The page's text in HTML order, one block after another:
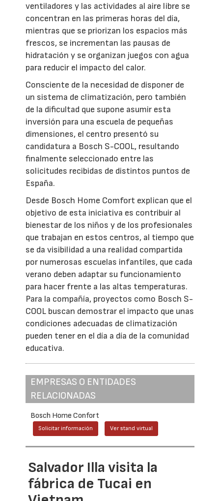
ventiladores y las actividades al aire libre se
concentran en las primeras horas del día,
mientras que se priorizan los espacios más
frescos, se incrementan las pausas de
hidratación y se organizan juegos con agua
para reducir el impacto del calor.
Consciente de la necesidad de disponer de
un sistema de climatización, pero también
de la dificultad que supone asumir esta
inversión para una escuela de pequeñas
dimensiones, el centro presentó su
candidatura a Bosch S-COOL, resultando
finalmente seleccionado entre las
solicitudes recibidas de distintos puntos de
España.
Desde Bosch Home Comfort explican que el
objetivo de esta iniciativa es contribuir al
bienestar de los niños y de los profesionales
que trabajan en estos centros, al tiempo que
se da visibilidad a una realidad compartida
por numerosas escuelas infantiles, que cada
verano deben adaptar su funcionamiento
para hacer frente a las altas temperaturas.
Para la compañía, proyectos como Bosch S-
COOL buscan demostrar el impacto que unas
condiciones adecuadas de climatización
pueden tener en el día a día de la comunidad
educativa.
EMPRESAS O ENTIDADES
RELACIONADAS
Bosch Home Confort
Solicitar información Ver stand virtual
Salvador Illa visita la
fábrica de Tucai en